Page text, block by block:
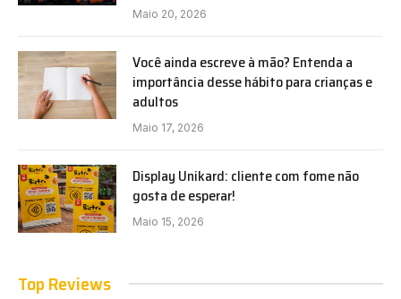
Maio 20, 2026
Você ainda escreve à mão? Entenda a
importância desse hábito para crianças e
adultos
Maio 17, 2026
Display Unikard: cliente com fome não
gosta de esperar!
Maio 15, 2026
Top Reviews